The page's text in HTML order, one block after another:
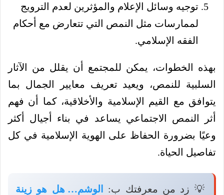
توجيه وسائل الإعلام والمؤثرين لعدم الترويج
لممارسات مثل النمص التي تتعارض مع أحكام
الفقه الإسلامي.
بهذه الخطوات، يمكن للمجتمع أن يقلل من الآثار
السلبية للنمص، ويعيد تعريف معايير الجمال بما
يتوافق مع القيم الإسلامية والأخلاقية، كما أن فهم
أثر النمص الاجتماعي يساعد في بناء أجيال أكثر
وعيًا بضرورة الحفاظ على الهوية الإسلامية في كل
تفاصيل الحياة.
💡 زد من معرفتك ب:
الوشم… هل هو زينة